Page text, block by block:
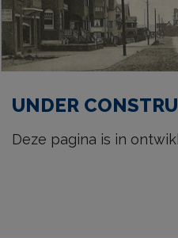
UNDER
Deze pagina is in